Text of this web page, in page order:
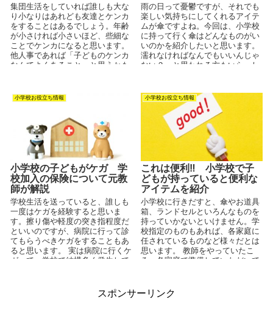
集団生活をしていれば誰しも大な
り小なりはあれども友達とケンカ
をすることはあるでしょう。年齢
が小さければ小さいほど、些細な
ことでケンカになると思います。
他人事であれば「子どものケンカ
なんてよくあること」と思うかも
雨の日って憂鬱ですが、それでも
楽しい気持ちにしてくれるアイテ
ムが傘ですよね。今回は、小学校
に持って行く傘はどんなものがい
いのかを紹介したいと思います。
濡れなければなんでもいいんじゃ
ない？ と思われる方もいらっし
小学校お役立ち情報
小学校の子どもがケガ 学
校加入の保険について元教
師が解説
学校生活を送っていると、誰しも
一度はケガを経験すると思いま
す。擦り傷や軽度の突き指程度だ
といいのですが、病院に行って診
てもらうべきケガをすることもあ
ると思います。 実は病院に行くケ
ガって、学校で結構多く発生して
小学校お役立ち情報
これは便利‼ 小学校で子
どもが持っていると便利な
アイテムを紹介
小学校に行きだすと、傘やお道具
箱、ランドセルといろんなものを
持っていかないといけません。学
校指定のものもあれば、各家庭に
任されているものなど様々だとは
思います。 教師をやっていたこ
ろ、各家庭で準備していただいて
スポンサーリンク